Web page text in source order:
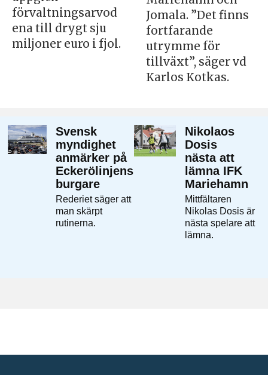
förvaltningsarvod
ena till drygt sju
miljoner euro i fjol.
Jomala. ”Det finns
fortfarande
utrymme för
tillväxt”, säger vd
Karlos Kotkas.